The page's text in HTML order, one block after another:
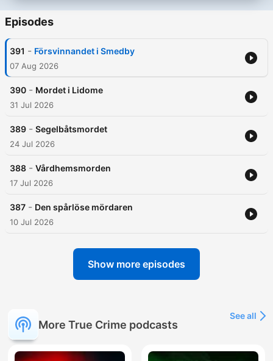
Episodes
391 - Försvinnandet i Smedby
07 Aug 2026
390 - Mordet i Lidome
31 Jul 2026
389 - Segelbåtsmordet
24 Jul 2026
388 - Vårdhemsmorden
17 Jul 2026
387 - Den spårlöse mördaren
10 Jul 2026
Show more episodes
More True Crime podcasts
See all